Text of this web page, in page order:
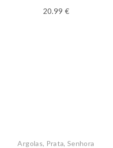
20.99 €
Argolas, Prata,Senhora